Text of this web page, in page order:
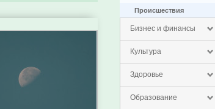
Проиcшествия
Бизнес и финансы
Культура
Здоровье
Образование